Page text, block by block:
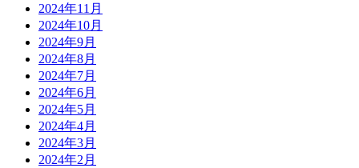
2024年11月
2024年10月
2024年9月
2024年8月
2024年7月
2024年6月
2024年5月
2024年4月
2024年3月
2024年2月